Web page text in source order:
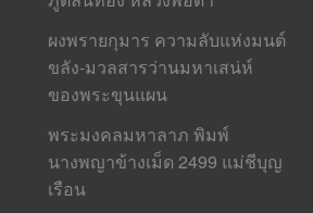
ผงพรายกุมาร ความลับแห่งมนต์
ขลัง-มวลสารว่านมหาเสน่ห์
ของพระขุนแผน
พระมงคลมหาลาภ พิมพ์
นางพญาข้างเม็ด 2499 แม่ชีบุญ
เรือน